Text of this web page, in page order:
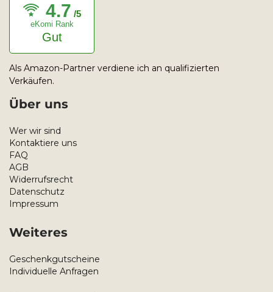
4.7 /5
eKomi Rank
Gut
Als Amazon-Partner verdiene ich an qualifizierten
Verkäufen.
Über uns
Wer wir sind
Kontaktiere uns
FAQ
AGB
Widerrufsrecht
Datenschutz
Impressum
Weiteres
Geschenkgutscheine
Individuelle Anfragen